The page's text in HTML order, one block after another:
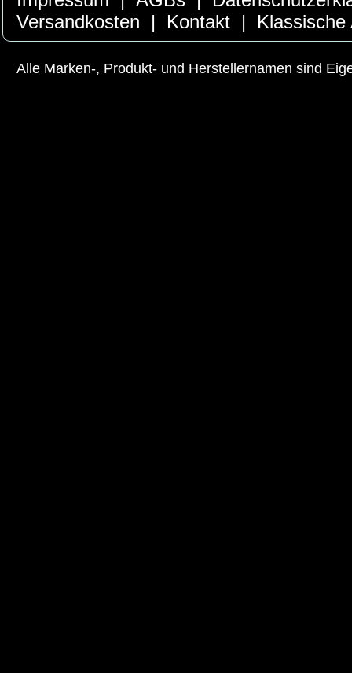
Versandkosten
| Kontakt |
Alle Marken-, Produkt- und Herstellernamen sind